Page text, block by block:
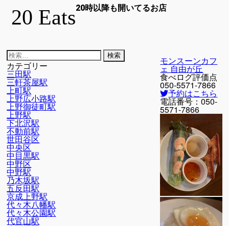
20 Eats20時以降も開いてるお店
検
索:
カテゴリー
三田駅
三軒茶屋駅
上町駅
上野広小路駅
上野御徒町駅
上野駅
下北沢駅
不動前駅
世田谷区
中央区
中目黒駅
中野区
中野駅
乃木坂駅
五反田駅
京成上野駅
代々木八幡駅
代々木公園駅
代官山駅
モンスーンカフ
ェ 自由が丘
食べログ評価点
050-5571-7866
予約はこちら
電話番号：050-
5571-7866